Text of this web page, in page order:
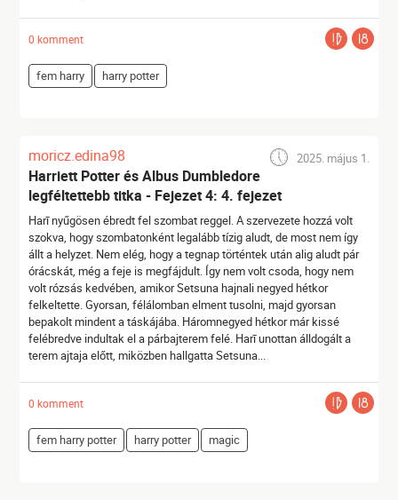
0 komment
fem harry harry potter
moricz.edina98 2025. május 1.
Harriett Potter és Albus Dumbledore
legféltettebb titka - Fejezet 4: 4. fejezet
Harī nyűgösen ébredt fel szombat reggel. A szervezete hozzá volt
szokva, hogy szombatonként legalább tízig aludt, de most nem így
állt a helyzet. Nem elég, hogy a tegnap történtek után alig aludt pár
órácskát, még a feje is megfájdult. Így nem volt csoda, hogy nem
volt rózsás kedvében, amikor Setsuna hajnali negyed hétkor
felkeltette. Gyorsan, félálomban elment tusolni, majd gyorsan
bepakolt mindent a táskájába. Háromnegyed hétkor már kissé
felébredve indultak el a párbajterem felé. Harī unottan álldogált a
terem ajtaja előtt, miközben hallgatta Setsuna...
0 komment
fem harry potter harry potter magic